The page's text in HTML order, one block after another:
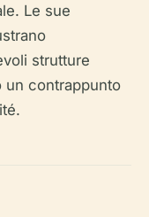
Le sue
strutture
un contrappunto